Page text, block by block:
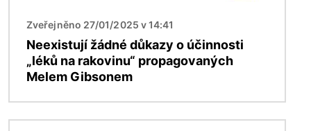
Zveřejněno 27/01/2025 v 14:41
Neexistují žádné důkazy o účinnosti
„léků na rakovinu“ propagovaných
Melem Gibsonem